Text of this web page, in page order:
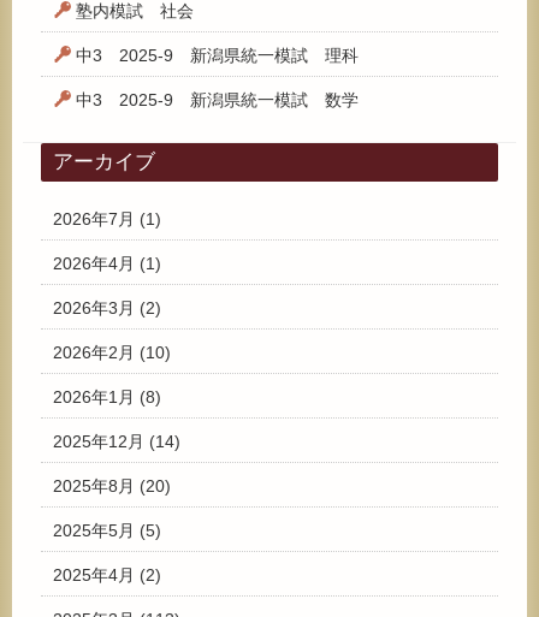
塾内模試 社会
中3 2025-9 新潟県統一模試 理科
中3 2025-9 新潟県統一模試 数学
アーカイブ
2026年7月 (1)
2026年4月 (1)
2026年3月 (2)
2026年2月 (10)
2026年1月 (8)
2025年12月 (14)
2025年8月 (20)
2025年5月 (5)
2025年4月 (2)